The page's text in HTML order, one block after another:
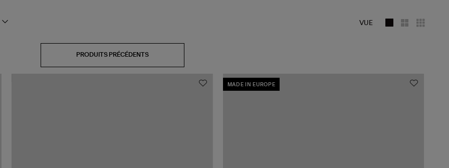
VUE
PRODUITS PRÉCÉDENTS
MADE IN EUROPE